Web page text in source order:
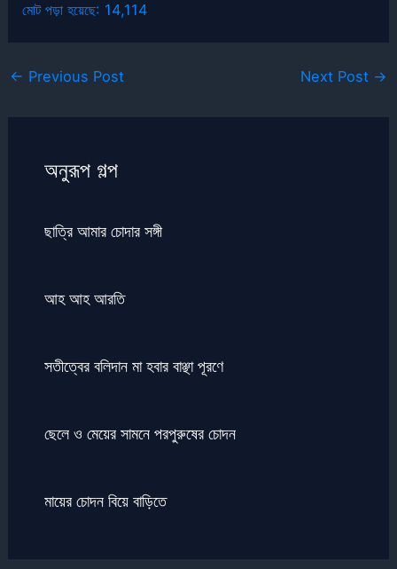
মোট পড়া হয়েছে: 14,114
← Previous Post Next Post →
অনুরূপ গল্প
ছাত্রি আমার চোদার সঙ্গী
আহ আহ আরতি
সতীত্বের বলিদান মা হবার বাঞ্ছা পূরণে
ছেলে ও মেয়ের সামনে পরপুরুষের চোদন
মায়ের চোদন বিয়ে বাড়িতে